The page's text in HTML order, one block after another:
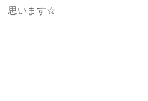
思います☆